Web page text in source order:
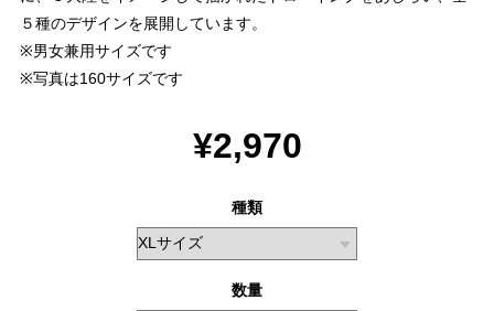
５種のデザインを展開しています。
※男女兼用サイズです
※写真は160サイズです
¥2,970
種類
数量